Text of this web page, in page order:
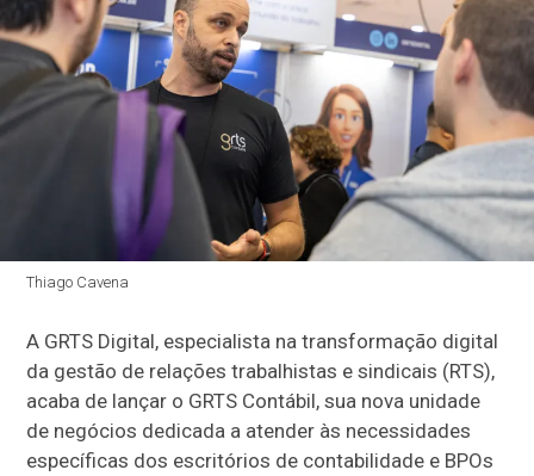
Thiago Cavena
A GRTS Digital, especialista na transformação digital
da gestão de relações trabalhistas e sindicais (RTS),
acaba de lançar o GRTS Contábil, sua nova unidade
de negócios dedicada a atender às necessidades
específicas dos escritórios de contabilidade e BPOs